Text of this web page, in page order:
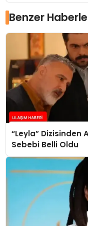
Benzer
“Leyla” Dizisinden
Sebebi Belli Oldu